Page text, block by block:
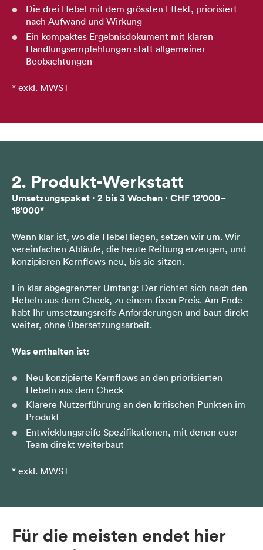
Die drei Hebel mit dem grössten Effekt, priorisiert
nach Aufwand und Wirkung
Ein kompaktes Ergebnisdokument mit klaren
Handlungsempfehlungen statt allgemeiner
Beobachtungen
* exkl. MWST
2. Produkt-Werkstatt
Umsetzungspaket · 2 bis 3 Wochen · CHF 12'000–
18'000*
Wenn klar ist, wo die Hebel liegen, setzen wir um. Wir
vereinfachen Abläufe, die heute Reibung erzeugen, und
konzipieren Kernflows neu, bis sie sitzen.
Ein klar abgegrenzter Umfang: Der richtet sich nach den
Hebeln aus dem Check, zu einem fixen Preis. Am Ende
habt Ihr umsetzungsreife Anforderungen und baut direkt
weiter, ohne Übersetzungsarbeit.
Was enthalten ist:
Neu konzipierte Kernflows an den priorisierten
Hebeln aus dem Check
Klarere Nutzerführung an den kritischen Punkten im
Produkt
Entwicklungsreife Spezifikationen, mit denen euer
Team direkt weiterbaut
* exkl. MWST
Für die meisten endet hier